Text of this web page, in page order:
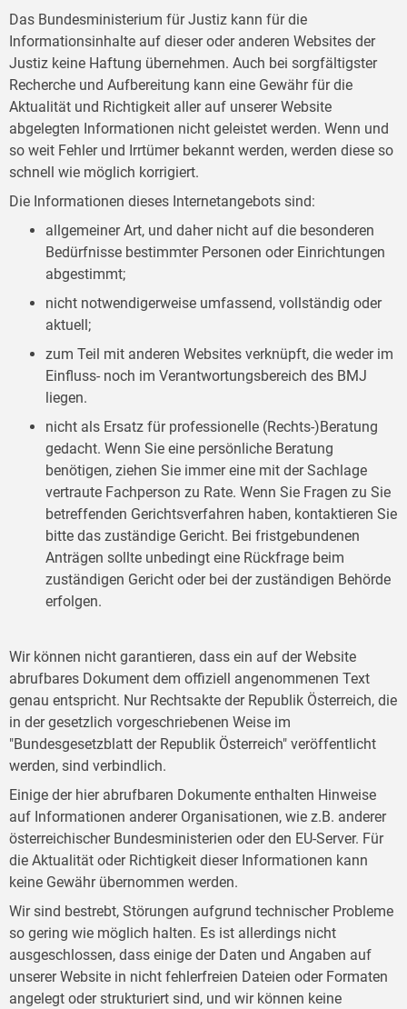
Das Bundesministerium für Justiz kann für die
Informationsinhalte auf dieser oder anderen Websites der
Justiz keine Haftung übernehmen. Auch bei sorgfältigster
Recherche und Aufbereitung kann eine Gewähr für die
Aktualität und Richtigkeit aller auf unserer Website
abgelegten Informationen nicht geleistet werden. Wenn und
so weit Fehler und Irrtümer bekannt werden, werden diese so
schnell wie möglich korrigiert.
Die Informationen dieses Internetangebots sind:
allgemeiner Art, und daher nicht auf die besonderen
Bedürfnisse bestimmter Personen oder Einrichtungen
abgestimmt;
nicht notwendigerweise umfassend, vollständig oder
aktuell;
zum Teil mit anderen Websites verknüpft, die weder im
Einfluss- noch im Verantwortungsbereich des BMJ
liegen.
nicht als Ersatz für professionelle (Rechts-)Beratung
gedacht. Wenn Sie eine persönliche Beratung
benötigen, ziehen Sie immer eine mit der Sachlage
vertraute Fachperson zu Rate. Wenn Sie Fragen zu Sie
betreffenden Gerichtsverfahren haben, kontaktieren Sie
bitte das zuständige Gericht. Bei fristgebundenen
Anträgen sollte unbedingt eine Rückfrage beim
zuständigen Gericht oder bei der zuständigen Behörde
erfolgen.
Wir können nicht garantieren, dass ein auf der Website
abrufbares Dokument dem offiziell angenommenen Text
genau entspricht. Nur Rechtsakte der Republik Österreich, die
in der gesetzlich vorgeschriebenen Weise im
"Bundesgesetzblatt der Republik Österreich" veröffentlicht
werden, sind verbindlich.
Einige der hier abrufbaren Dokumente enthalten Hinweise
auf Informationen anderer Organisationen, wie z.B. anderer
österreichischer Bundesministerien oder den EU-Server. Für
die Aktualität oder Richtigkeit dieser Informationen kann
keine Gewähr übernommen werden.
Wir sind bestrebt, Störungen aufgrund technischer Probleme
so gering wie möglich halten. Es ist allerdings nicht
ausgeschlossen, dass einige der Daten und Angaben auf
unserer Website in nicht fehlerfreien Dateien oder Formaten
angelegt oder strukturiert sind, und wir können keine